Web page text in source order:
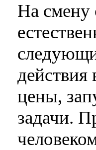
На смену
действия
цены,
задачи.